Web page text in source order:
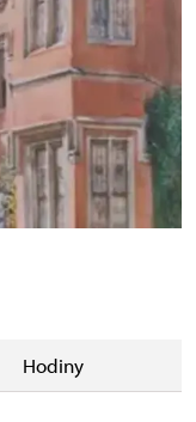
Hodiny